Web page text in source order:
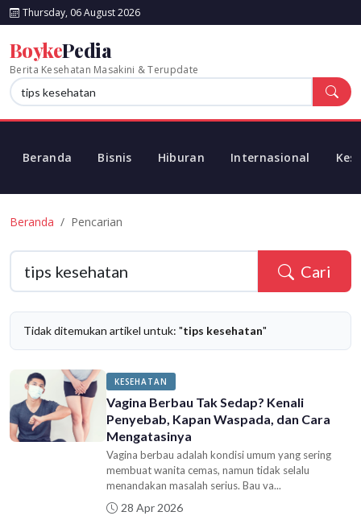
Thursday, 06 August 2026
BoykePedia
Berita Kesehatan Masakini & Terupdate
Beranda Bisnis Hiburan Internasional
Beranda Pencarian
Cari
Tidak ditemukan artikel untuk: "tips kesehatan"
KESEHATAN
Vagina Berbau Tak Sedap? Kenali
Penyebab, Kapan Waspada, dan Cara
Mengatasinya
Vagina berbau adalah kondisi umum yang sering
membuat wanita cemas, namun tidak selalu
menandakan masalah serius. Bau va...
28 Apr 2026